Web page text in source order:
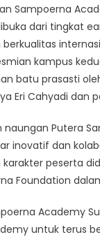
Sampoerna
dari tingkat
kampus
batu prasasti
Eri Cahyadi dan
naungan Putera
inovatif dan
peserta
Foundation
Academy
untuk terus